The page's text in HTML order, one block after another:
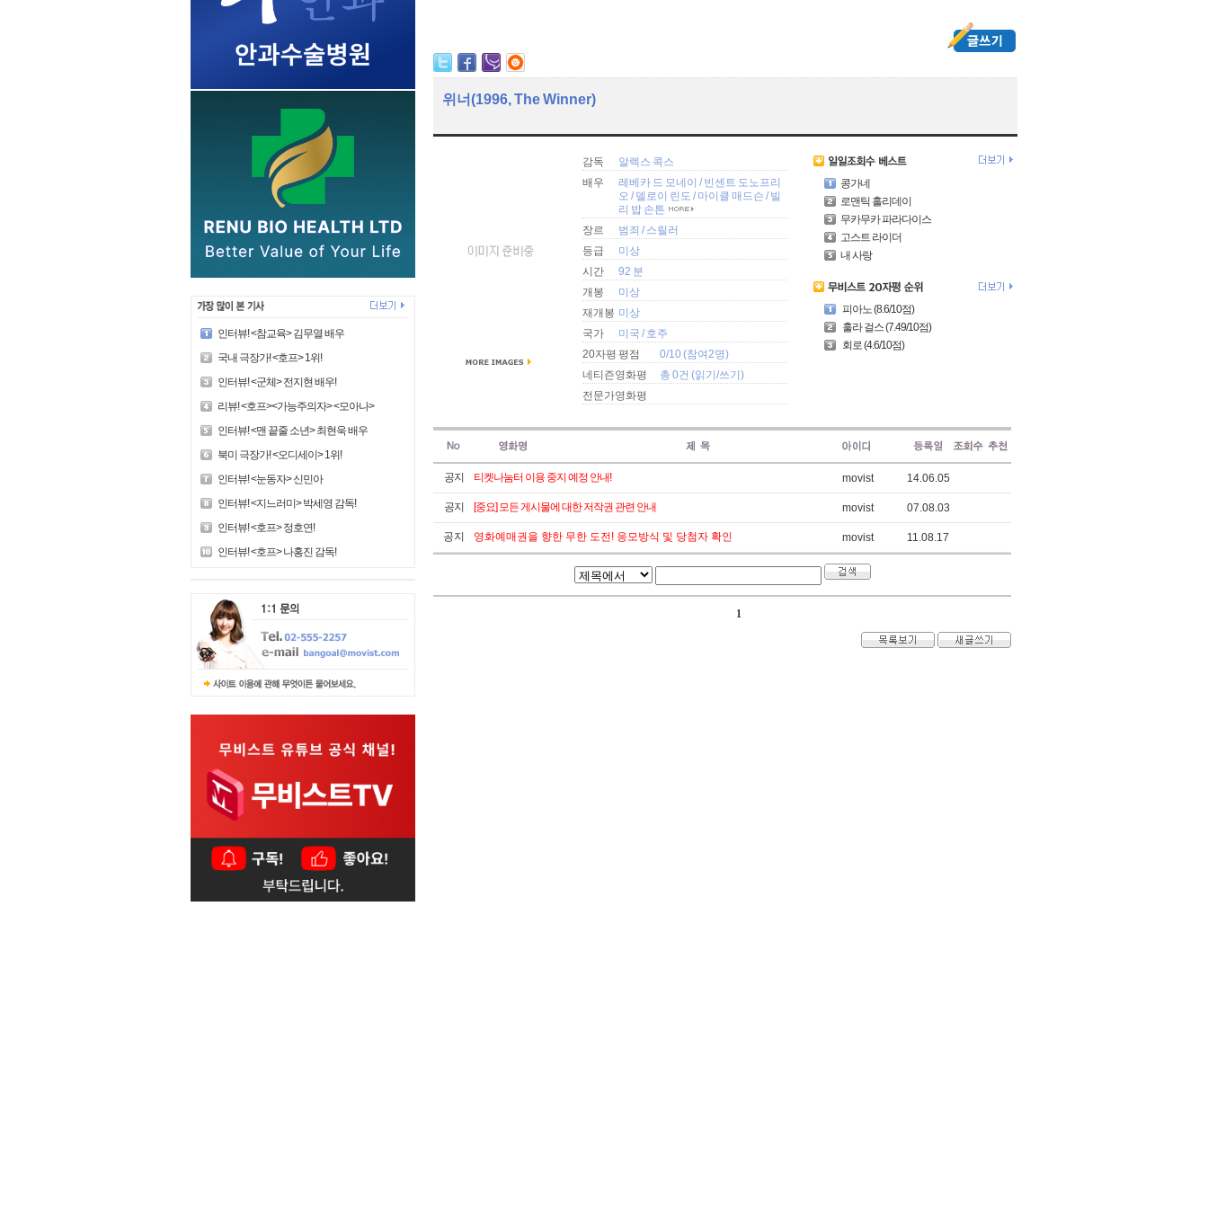
인터뷰! <참교육> 김무열 배우
국내 극장가! <호프> 1위!
인터뷰! <군체> 전지현 배우!
리뷰! <호프><가능주의자> <모아나>
인터뷰! <맨 끝줄 소년> 최현욱 배우
북미 극장가! <오디세이> 1위!
인터뷰! <눈동자> 신민아
인터뷰! <지느러미> 박세영 감독!
인터뷰! <호프> 정호연!
인터뷰! <호프> 나홍진 감독!
위너(1996, The Winner)
감독
알렉스 콕스
배우
레베카 드 모네이 /빈센트 도노프리
오 /델로이 린도 /마이클 매드슨 /빌
리 밥 손튼
장르
범죄 /스릴러
등급
미상
시간
92 분
개봉
미상
재개봉 미상
국가
미국 /호주
20자평 평점
0/10 (참여2명)
네티즌영화평
총 0건 (읽기 /쓰기 )
전문가영화평
콩가네
로맨틱 홀리데이
무카무카 파라다이스
고스트 라이더
내 사랑
피아노 (8.6/10점)
훌라 걸스 (7.49/10점)
회로 (4.6/10점)
공지 티켓나눔터 이용 중지 예정 안내! movist 14.06.05
공지 [중요] 모든 게시물에 대한 저작권 관련 안내 movist 07.08.03
공지 영화예매권을 향한 무한 도전! 응모방식 및 당첨자 확인 movist 11.08.17
1